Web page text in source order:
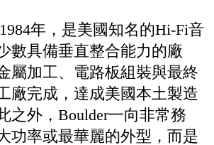
年，是美國知名的Hi-Fi音
數具備垂直整合能力的廠
屬加工、電路板組裝與最終
廠完成，達成美國本土製造
之外，Boulder一向非常務
功率或最華麗的外型，而是